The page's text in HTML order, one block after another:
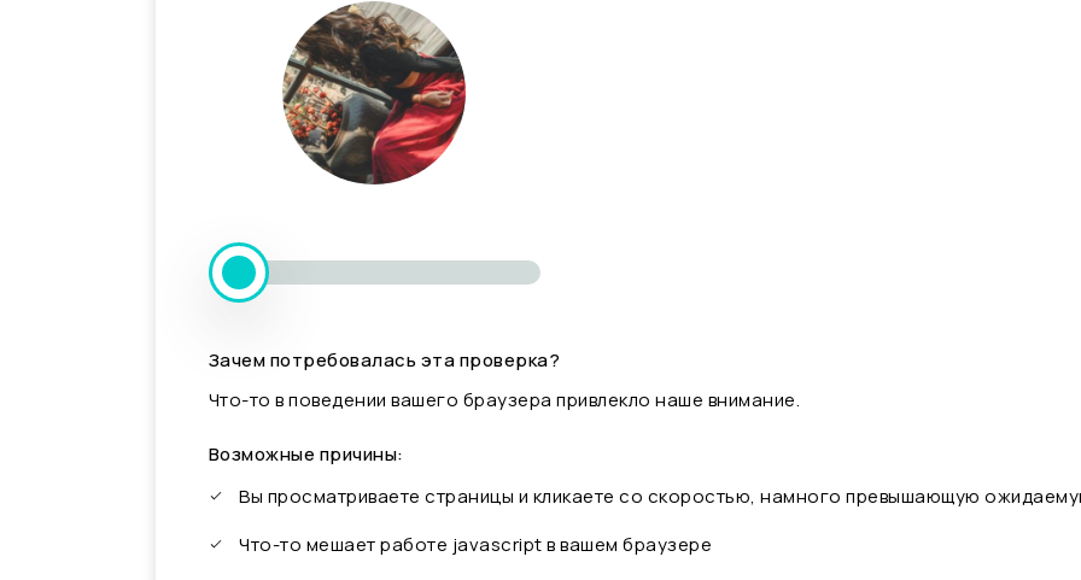
Зачем потребовалась эта проверка?
Что-то в поведении вашего браузера привлекло наше внимание.
Возможные причины:
Вы просматриваете страницы и кликаете со скоростью, намного превышающую
Что-то мешает работе javascript в вашем браузере